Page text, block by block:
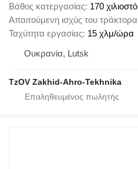
Βάθος κατεργασίας 170 χιλιοστό
Απαιτούμενη ισχύς του τράκτορα
Ταχύτητα εργασίας 15 χλμ/ώρα
Ουκρανία, Lutsk
TzOV Zakhid-Ahro-Tekhnika